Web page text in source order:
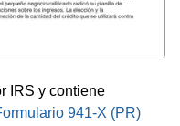
IRS y contiene
941-X (PR)